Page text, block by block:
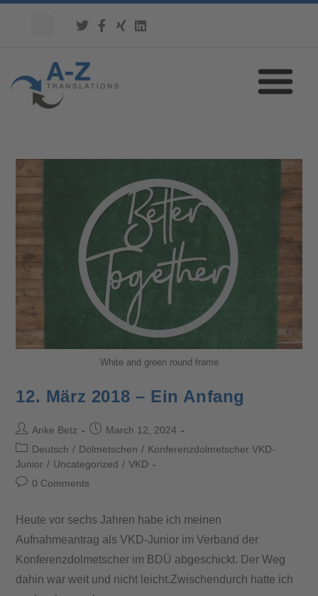
White and green round frame
12. März 2018 – Ein Anfang
Anke Betz
March 12, 2024
Deutsch / Dolmetschen / Konferenzdolmetscher VKD-
Junior / Uncategorized / VKD
0 Comments
Heute vor sechs Jahren habe ich meinen
Aufnahmeantrag als VKD-Junior im Verband der
Konferenzdolmetscher im BDÜ abgeschickt. Der Weg
dahin war weit und nicht leicht.Zwischendurch hatte ich